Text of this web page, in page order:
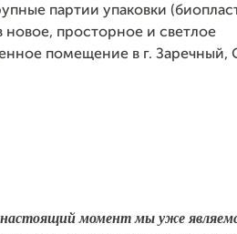
партии упаковки
новое, просторное и светлое
помещение в г. Заречный,
момент мы уже